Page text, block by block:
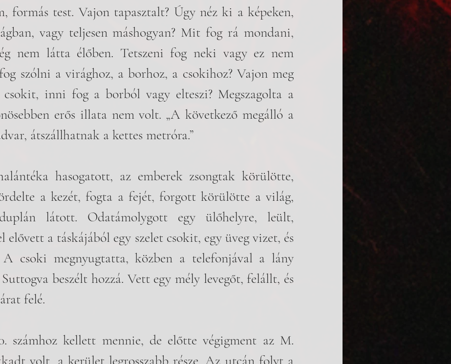
formás test. Vajon tapasztalt? Úgy néz ki a képeken,
vagy teljesen máshogyan? Mit fog rá mondani,
nem látta élőben. Tetszeni fog neki vagy ez nem
szólni a virághoz, a borhoz, a csokihoz? Vajon meg
inni fog a borból vagy elteszi? Megszagolta a
erős illata nem volt. „A következő megálló a
átszállhatnak a kettes metróra.”
hasogatott, az emberek zsongtak körülötte,
a kezét, fogta a fejét, forgott körülötte a világ,
látott. Odatámolygott egy ülőhelyre, leült,
elővett a táskájából egy szelet csokit, egy üveg vizet, és
csoki megnyugtatta, közben a telefonjával a lány
beszélt hozzá. Vett egy mély levegőt, felállt, és
felé.
számhoz kellett mennie, de előtte végigment az M.
volt, a kerület legrosszabb része. Az utcán folyt a